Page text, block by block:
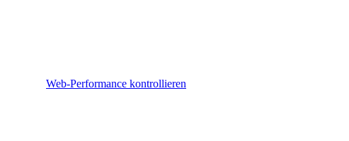
Web-Performance kontrollieren